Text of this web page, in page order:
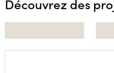
Découvrez des